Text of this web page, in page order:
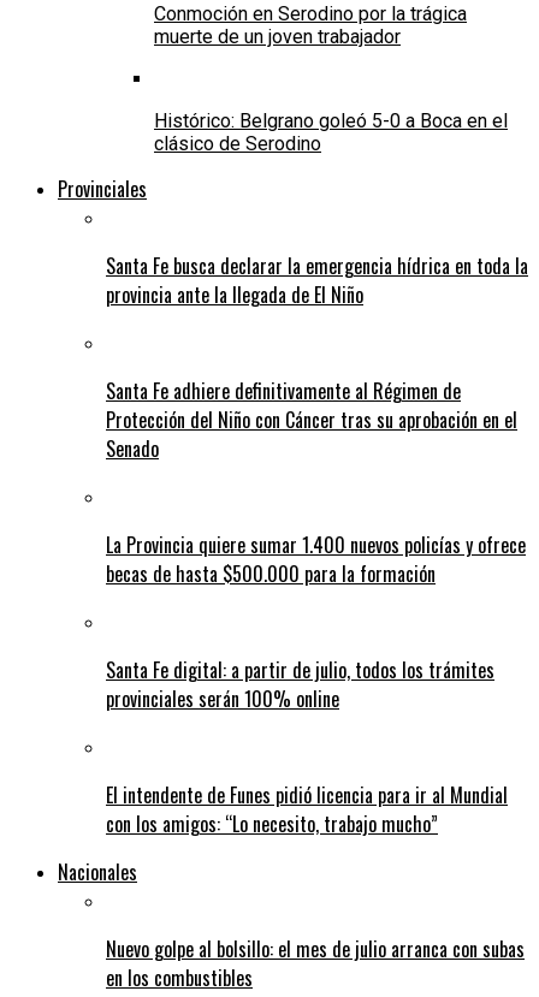
Conmoción en Serodino por la trágica
muerte de un joven trabajador
Histórico: Belgrano goleó 5-0 a Boca en el
clásico de Serodino
Provinciales
Santa Fe busca declarar la emergencia hídrica en toda la
provincia ante la llegada de El Niño
Santa Fe adhiere definitivamente al Régimen de
Protección del Niño con Cáncer tras su aprobación en el
Senado
La Provincia quiere sumar 1.400 nuevos policías y ofrece
becas de hasta $500.000 para la formación
Santa Fe digital: a partir de julio, todos los trámites
provinciales serán 100% online
El intendente de Funes pidió licencia para ir al Mundial
con los amigos: “Lo necesito, trabajo mucho”
Nacionales
Nuevo golpe al bolsillo: el mes de julio arranca con subas
en los combustibles